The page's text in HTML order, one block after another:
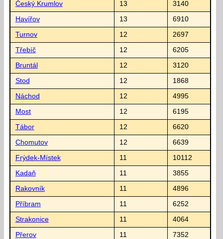
Český Krumlov 13 3140
Havířov 13 6910
Turnov 12 2697
Třebíč 12 6205
Bruntál 12 3120
Stod 12 1868
Náchod 12 4995
Most 12 6195
Tábor 12 6620
Chomutov 12 6639
Frýdek-Místek 11 10112
Kadaň 11 3855
Rakovník 11 4896
Příbram 11 6252
Strakonice 11 4064
Přerov 11 7352